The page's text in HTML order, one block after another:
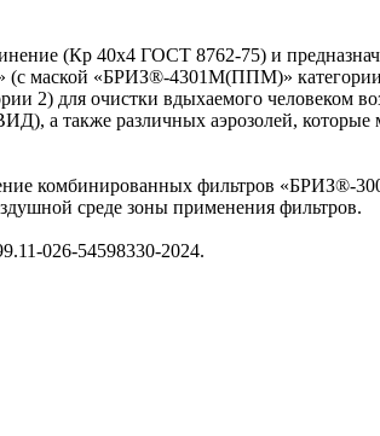
(Кр 40х4 ГОСТ 8762-75) и
(с маской «БРИЗ®-4301М(ППМ)»
для очистки вдыхаемого человеком
а также различных аэрозолей, которые
комбинированных фильтров «БРИЗ®-
среде зоны применения фильтров.
026-54598330-2024.